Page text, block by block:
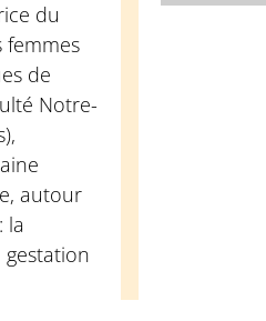
du
femmes
de
Notre-
autour
la
gestation